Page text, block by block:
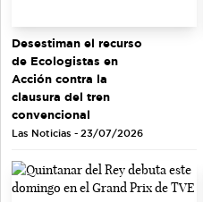
Desestiman el recurso
de Ecologistas en
Acción contra la
clausura del tren
convencional
Las Noticias - 23/07/2026